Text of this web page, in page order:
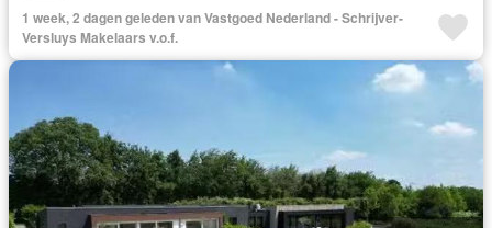
1 week, 2 dagen geleden van Vastgoed Nederland - Schrijver-
Versluys Makelaars v.o.f.